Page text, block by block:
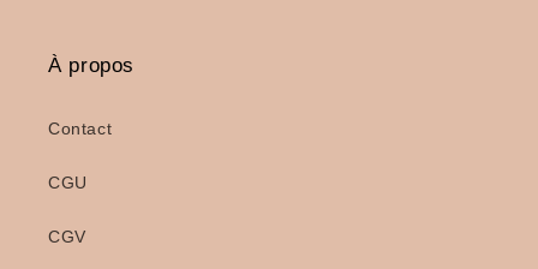
À propos
Contact
CGU
CGV